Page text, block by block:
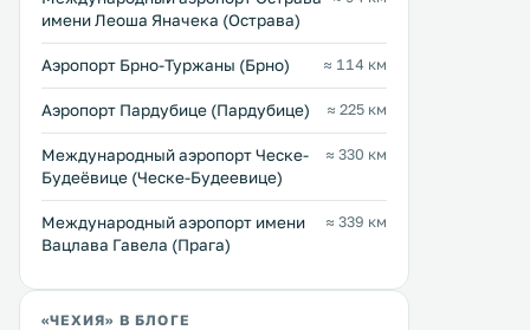
имени Леоша Яначека (Острава)
Аэропорт Брно-Туржаны (Брно) ≈ 114 км
Аэропорт Пардубице (Пардубице) ≈ 225 км
Международный аэропорт Ческе-
Будеёвице (Ческе-Будеевице)
≈ 330 км
Международный аэропорт имени
Вацлава Гавела (Прага)
≈ 339 км
«ЧЕХИЯ» В БЛОГЕ